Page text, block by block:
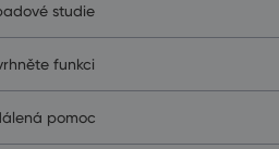
studie
funkci
pomoc